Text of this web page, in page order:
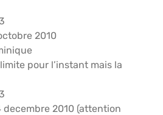
2010
pour l’instant mais la
decembre 2010 (attention